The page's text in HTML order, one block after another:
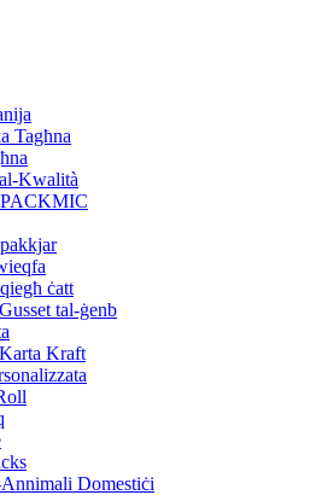
Tagħna
Kwalità
ċatt
tal-ġenb
Kraft
Domestiċi